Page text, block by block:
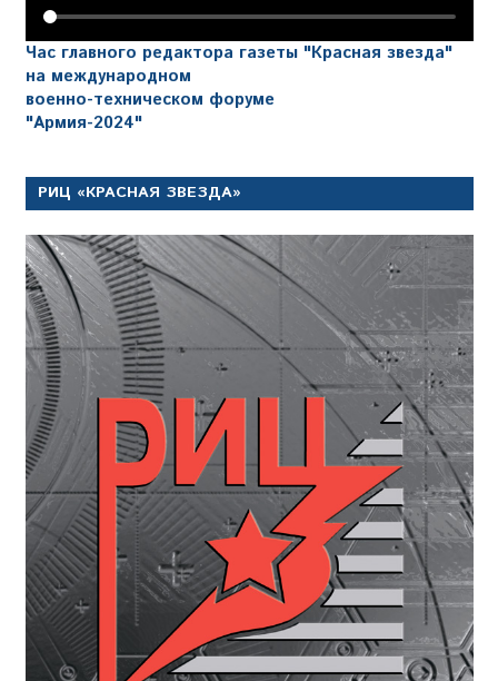
Час главного редактора газеты "Красная звезда"
на международном
военно-техническом форуме
"Армия-2024"
РИЦ «КРАСНАЯ ЗВЕЗДА»